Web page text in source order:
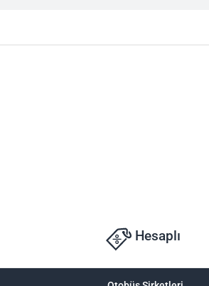
Hesaplı